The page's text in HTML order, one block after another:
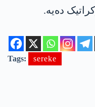
دەیە.
Tags: sereke